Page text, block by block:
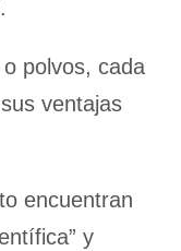
polvos, cada
ventajas
encuentran
y